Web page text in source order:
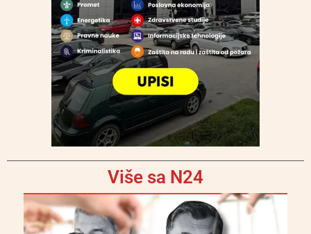
Više sa N24